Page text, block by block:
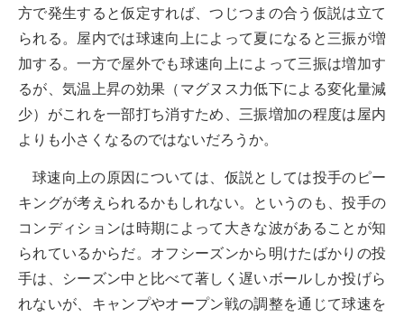
方で発生すると仮定すれば、つじつまの合う仮説は立て
られる。屋内では球速向上によって夏になると三振が増
加する。一方で屋外でも球速向上によって三振は増加す
るが、気温上昇の効果（マグヌス力低下による変化量減
少）がこれを一部打ち消すため、三振増加の程度は屋内
よりも小さくなるのではないだろうか。
球速向上の原因については、仮説としては投手のピー
キングが考えられるかもしれない。というのも、投手の
コンディションは時期によって大きな波があることが知
られているからだ。オフシーズンから明けたばかりの投
手は、シーズン中と比べて著しく遅いボールしか投げら
れないが、キャンプやオープン戦の調整を通じて球速を